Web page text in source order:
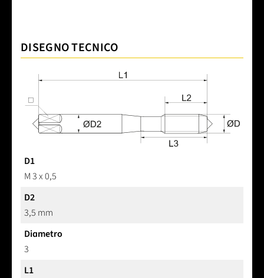
DISEGNO TECNICO
D1
M 3 x 0,5
D2
3,5 mm
Diametro
3
L1